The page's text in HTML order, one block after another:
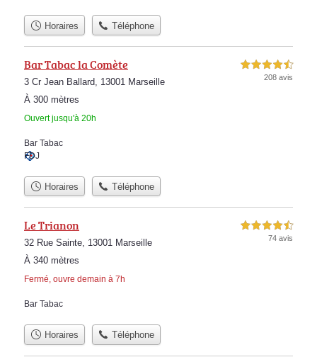
Horaires Téléphone
Bar Tabac la Comète
3 Cr Jean Ballard, 13001 Marseille
À 300 mètres
Ouvert jusqu'à 20h
4,5 étoiles sur 5
208 avis
Bar Tabac
FDJ
Horaires Téléphone
Le Trianon
32 Rue Sainte, 13001 Marseille
À 340 mètres
Fermé, ouvre demain à 7h
4,5 étoiles sur 5
74 avis
Bar Tabac
Horaires Téléphone